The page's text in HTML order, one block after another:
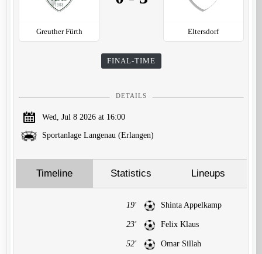
Greuther Fürth Eltersdorf
FINAL-TIME
DETAILS
Wed, Jul 8 2026 at 16:00
Sportanlage Langenau (Erlangen)
Timeline Statistics Lineups
19' Shinta Appelkamp
23' Felix Klaus
52' Omar Sillah